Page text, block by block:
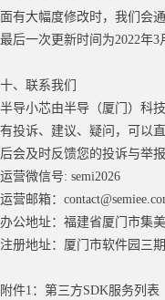
面有大幅度修改时，我们会
最后一次更新时间为2022年3
十、联系我们
半导小芯由半导（厦门）科
有投诉、建议、疑问，可以
后会及时反馈您的投诉与举报
运营微信号: semi2026
运营邮箱： c
办公地址：福建省厦门市集
注册地址：厦门市软件园三
附件1：第三方SDK服务列表